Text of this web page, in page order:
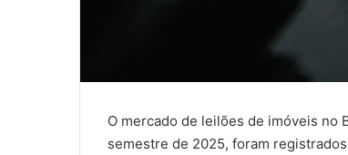
O mercado de leilões de imóveis no
semestre de 2025, foram